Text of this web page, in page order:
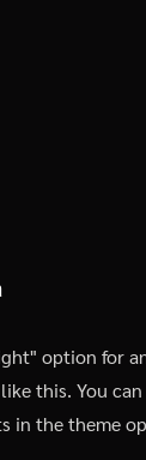
option for
this. You
in the theme